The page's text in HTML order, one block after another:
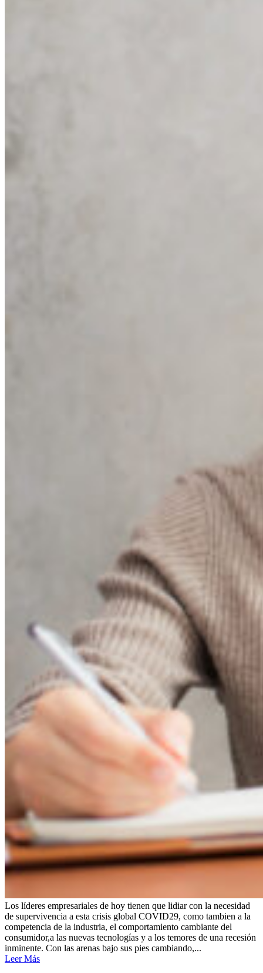
Los líderes empresariales de hoy tienen que lidiar con la necesidad
de supervivencia a esta crisis global COVID29, como tambien a la
competencia de la industria, el comportamiento cambiante del
consumidor,a las nuevas tecnologías y a los temores de una recesión
inminente. Con las arenas bajo sus pies cambiando,...
Leer Más